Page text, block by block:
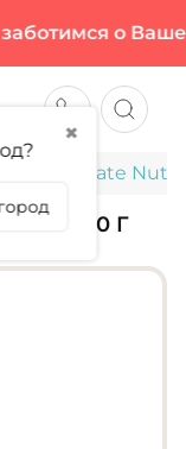
о
Ultimate
450 Г
✖